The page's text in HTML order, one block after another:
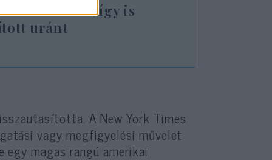
Iránnal, így is
uránt
A New York Times
vagy megfigyelési művelet
magas rangú amerikai